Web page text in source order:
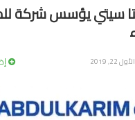
يؤسس شركة
إضافة